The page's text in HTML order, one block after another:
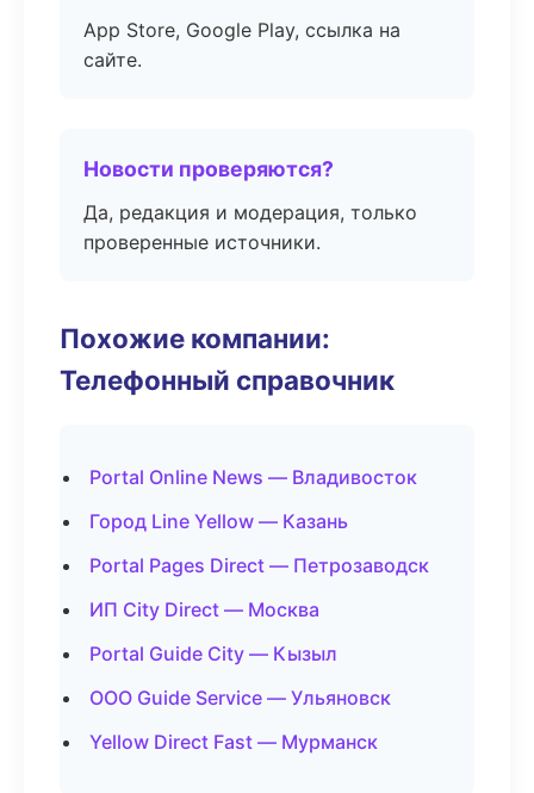
App Store, Google Play, ссылка на
сайте.
Новости проверяются?
Да, редакция и модерация, только
проверенные источники.
Похожие компании:
Телефонный справочник
Portal Online News — Владивосток
Город Line Yellow — Казань
Portal Pages Direct — Петрозаводск
ИП City Direct — Москва
Portal Guide City — Кызыл
ООО Guide Service — Ульяновск
Yellow Direct Fast — Мурманск